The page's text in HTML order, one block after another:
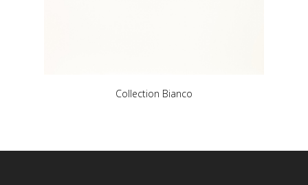
Collection Bianco